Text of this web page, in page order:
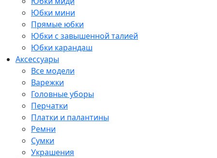
Юбки мини
Прямые юбки
Юбки с завышенной талией
Юбки карандаш
Аксессуары
Все модели
Варежки
Головные уборы
Перчатки
Платки и палантины
Ремни
Сумки
Украшения